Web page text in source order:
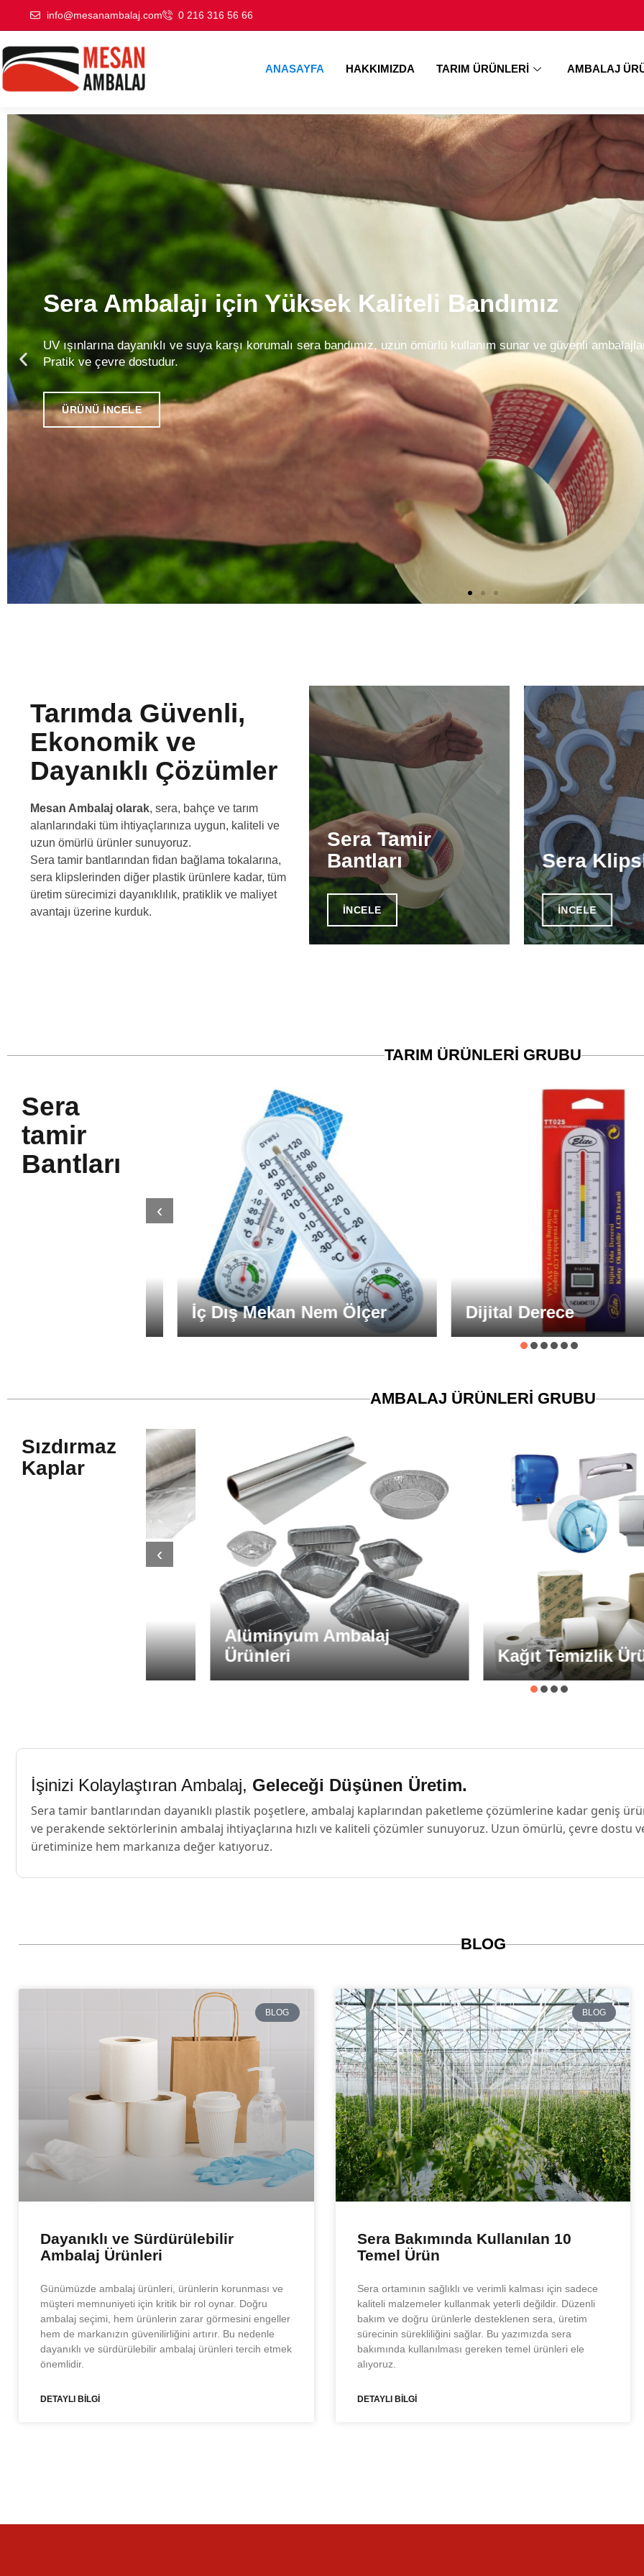
info@mesanambalaj.com 0 216 316 56 66
ANASAYFA HAKKIMIZDA TARIM ÜRÜNLERI AMBALAJ
Sızdırmaz Kaplarımız ile Güvenli Saklama
Yüksek kaliteli sızdırmaz kaplarımız, gıdalarınızın taze kalmasını sağlar ve sıvı sızdırmalarını engeller. Pratik
kolay kullanım sunar, aynı zamanda çevre dostudur. Taze gıdalarınızı güvenle saklayın!
ÜRÜNÜ İNCELE
Tarımda Güvenli,
Ekonomik ve
Dayanıklı Çözümler
Mesan Ambalaj olarak, sera, bahçe ve tarım
alanlarındaki tüm ihtiyaçlarınıza uygun, kaliteli ve
uzun ömürlü ürünler sunuyoruz.
Sera tamir bantlarından fidan bağlama tokalarına,
sera klipslerinden diğer plastik ürünlere kadar, tüm
üretim sürecimizi dayanıklılık, pratiklik ve maliyet
avantajı üzerine kurduk.
Sera Tamir
Bantları
İNCELE
Sera
İNCELE
TARIM ÜRÜNLERİ GRUBU
Sera
tamir
Bantları
İç Dış Mekan Nem Ölçer Dijital Derece
‹
AMBALAJ ÜRÜNLERİ GRUBU
Sızdırmaz
Kaplar
Alüminyum Ambalaj
Ürünleri
Kağıt Temizlik Ürünleri
‹
İşinizi Kolaylaştıran Ambalaj, Geleceği Düşünen Üretim.
Sera tamir bantlarından dayanıklı plastik poşetlere, ambalaj kaplarından paketleme çözümlerine kadar geniş
ve perakende sektörlerinin ambalaj ihtiyaçlarına hızlı ve kaliteli çözümler sunuyoruz. Uzun ömürlü, çevre dostu
üretiminize hem markanıza değer katıyoruz.
BLOG
BLOG
Dayanıklı ve Sürdürülebilir
Ambalaj Ürünleri
Günümüzde ambalaj ürünleri, ürünlerin korunması ve
müşteri memnuniyeti için kritik bir rol oynar. Doğru
ambalaj seçimi, hem ürünlerin zarar görmesini engeller
hem de markanızın güvenilirliğini artırır. Bu nedenle
dayanıklı ve sürdürülebilir ambalaj ürünleri tercih etmek
önemlidir.
DETAYLI BİLGİ
BLOG
Sera Bakımında Kullanılan 10
Temel Ürün
Sera ortamının sağlıklı ve verimli kalması için sadece
kaliteli malzemeler kullanmak yeterli değildir. Düzenli
bakım ve doğru ürünlerle desteklenen sera, üretim
sürecinin sürekliliğini sağlar. Bu yazımızda sera
bakımında kullanılması gereken temel ürünleri ele
alıyoruz.
DETAYLI BİLGİ